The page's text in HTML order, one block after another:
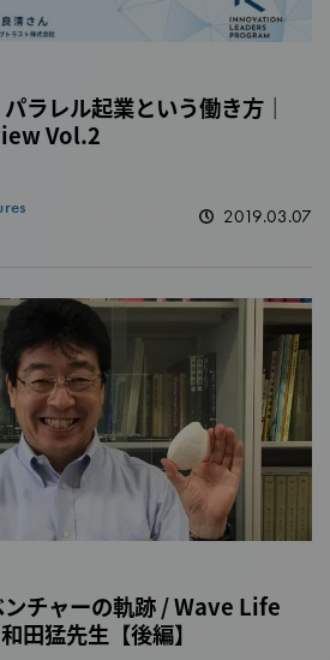
ラレル起業という働き方｜
Vol.2
2019.03.07
ンチャーの軌跡 / Wave Life
田猛先生【後編】